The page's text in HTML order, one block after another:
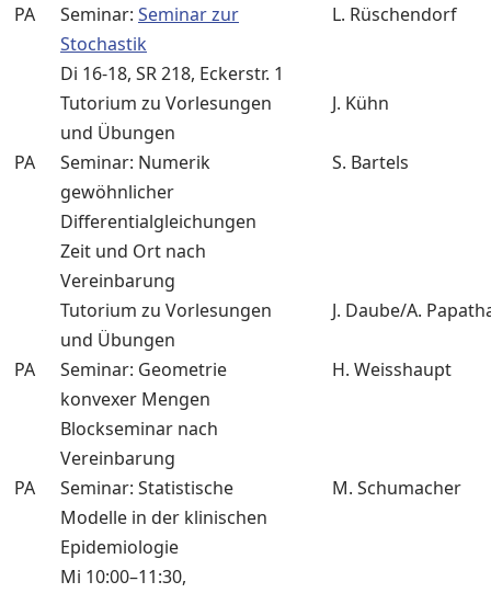
PA Seminar: Seminar zur
Stochastik
L. Rüschendorf
Di 16-18, SR 218, Eckerstr. 1
Tutorium zu Vorlesungen
und Übungen
J. Kühn
PA
Seminar: Numerik
gewöhnlicher
Differentialgleichungen
S. Bartels
Zeit und Ort nach
Vereinbarung
Tutorium zu Vorlesungen
und Übungen
J. Daube/A.
PA
Seminar: Geometrie
konvexer Mengen
H. Weisshaupt
Blockseminar nach
Vereinbarung
PA
Seminar: Statistische
Modelle in der klinischen
Epidemiologie
M. Schumacher
Mi 10:00–11:30,